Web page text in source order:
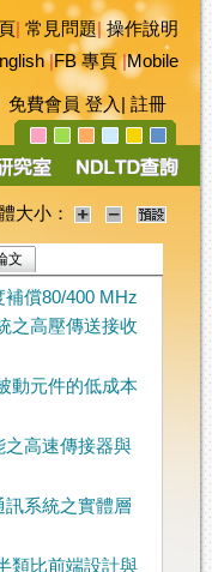
常見問題|操作說明
|FB 專頁|Mobile
免費會員 登入 註冊
大小：
文
償80/400 MHz
之高壓傳送接收
動元件的低成本
之高速傳接器與
系統之實體層
類比前端設計與